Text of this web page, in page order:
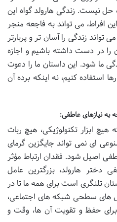
نیست. زندگی هارولد گواه این
می تواند به فاجعه منجر
زندگی را آسان تر و پربارتر
را در دست داشته باشیم و اجازه
ما شود. این داستان ما را دعوت
استفاده کنیم، نه اینکه برده آن
به نیازهای عاطفی:
ابزار تکنولوژیکی، هیچ ربات
ای نمی تواند جایگزین گرمای
اصیل شود. فقدان ارتباط مؤثر
دختر هارولد، بزرگترین عامل
تلنگری است برای همه ما تا در
های سطحی شبکه های اجتماعی،
برای حفظ و تقویت آن ها، وقت و